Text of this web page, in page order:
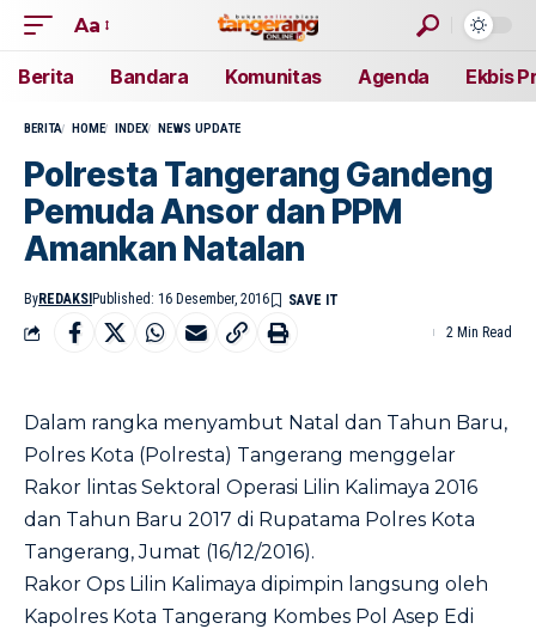
Aa
Berita Bandara Komunitas Agenda Ekbis
BERITA HOME INDEX NEWS UPDATE
Polresta Tangerang Gandeng
Pemuda Ansor dan PPM
Amankan Natalan
ByREDAKSI Published: 16 Desember, 2016
2 Min Read
Dalam rangka menyambut Natal dan Tahun Baru,
Polres Kota (Polresta) Tangerang menggelar
Rakor lintas Sektoral Operasi Lilin Kalimaya 2016
dan Tahun Baru 2017 di Rupatama Polres Kota
Tangerang, Jumat (16/12/2016).
Rakor Ops Lilin Kalimaya dipimpin langsung oleh
Kapolres Kota Tangerang Kombes Pol Asep Edi